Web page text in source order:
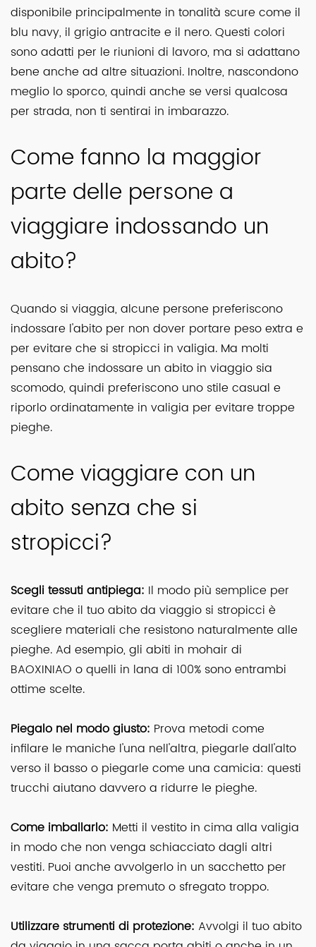
disponibile principalmente in tonalità scure come il
blu navy, il grigio antracite e il nero. Questi colori
sono adatti per le riunioni di lavoro, ma si adattano
bene anche ad altre situazioni. Inoltre, nascondono
meglio lo sporco, quindi anche se versi qualcosa
per strada, non ti sentirai in imbarazzo.
Come fanno la maggior
parte delle persone a
viaggiare indossando un
abito?
Quando si viaggia, alcune persone preferiscono
indossare l'abito per non dover portare peso extra e
per evitare che si stropicci in valigia. Ma molti
pensano che indossare un abito in viaggio sia
scomodo, quindi preferiscono uno stile casual e
riporlo ordinatamente in valigia per evitare troppe
pieghe.
Come viaggiare con un
abito senza che si
stropicci?
Scegli tessuti antipiega: Il modo più semplice per
evitare che il tuo abito da viaggio si stropicci è
scegliere materiali che resistono naturalmente alle
pieghe. Ad esempio, gli abiti in mohair di
BAOXINIAO o quelli in lana di 100% sono entrambi
ottime scelte.
Piegalo nel modo giusto: Prova metodi come
infilare le maniche l'una nell'altra, piegarle dall'alto
verso il basso o piegarle come una camicia: questi
trucchi aiutano davvero a ridurre le pieghe.
Come imballarlo: Metti il vestito in cima alla valigia
in modo che non venga schiacciato dagli altri
vestiti. Puoi anche avvolgerlo in un sacchetto per
evitare che venga premuto o sfregato troppo.
Utilizzare strumenti di protezione: Avvolgi il tuo abito